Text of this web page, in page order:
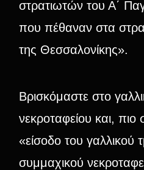
στρατιωτών του Α΄
που πέθαναν στα
της Θεσσαλονίκης».
Βρισκόμαστε στο
νεκροταφείου και, πιο
«είσοδο του γαλλικού
συμμαχικού